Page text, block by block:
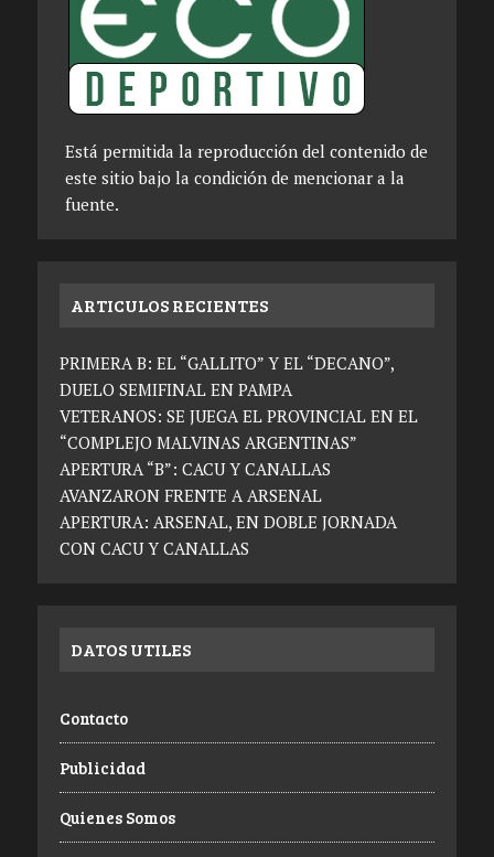
Está permitida la reproducción del contenido de
este sitio bajo la condición de mencionar a la
fuente.
ARTICULOS RECIENTES
PRIMERA B: EL “GALLITO” Y EL “DECANO”,
DUELO SEMIFINAL EN PAMPA
VETERANOS: SE JUEGA EL PROVINCIAL EN EL
“COMPLEJO MALVINAS ARGENTINAS”
APERTURA “B”: CACU Y CANALLAS
AVANZARON FRENTE A ARSENAL
APERTURA: ARSENAL, EN DOBLE JORNADA
CON CACU Y CANALLAS
DATOS UTILES
Contacto
Publicidad
Quienes Somos